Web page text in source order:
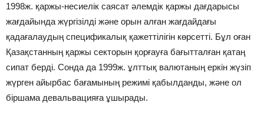
1998ж. қаржы-несиелік саясат әлемдік қаржы дағдарысы
жағдайында жүргізілді және орын алған жағдайдағы
қадағалаудың спецификалық қажеттілігін көрсетті. Бұл оған
Қазақстанның қаржы секторын қорғауға бағытталған қатаң
сипат берді. Сонда да 1999ж. ұлттық валютаның еркін жүзіп
жүрген айырбас бағамының режимі қабылданды, және ол
біршама девальвацияға ұшырады.